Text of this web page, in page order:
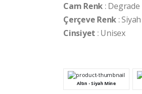
Cam Renk: Degrade
Çerçeve Renk:
Cinsiyet : Unisex
Altın - Siyah Mine